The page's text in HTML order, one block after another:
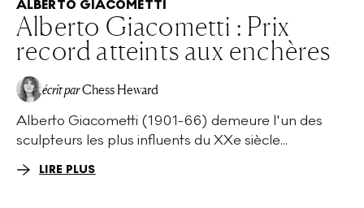
ALBERTO GIACOMETTI
Alberto Giacometti : Prix
record atteints aux enchères
écrit parChess Heward
Alberto Giacometti (1901-66) demeure l'un des
sculpteurs les plus influents du XXe siècle...
LIRE PLUS